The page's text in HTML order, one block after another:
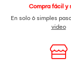
Compra fácil y
En solo 6 simples
video